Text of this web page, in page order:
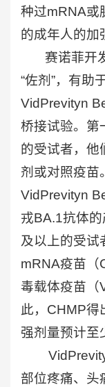
种过mRNA或
的成年人的加
赛诺菲开发
“佐剂”，有助
VidPrevityn
桥接试验。第
的受试者，他
剂或对照疫苗
VidPrevityn
戎BA.1抗体
及以上的受试
mRNA疫苗（
毒载体疫苗（
此，CHMP得
强剂量预计至
VidPrevityn
部位疼痛、头